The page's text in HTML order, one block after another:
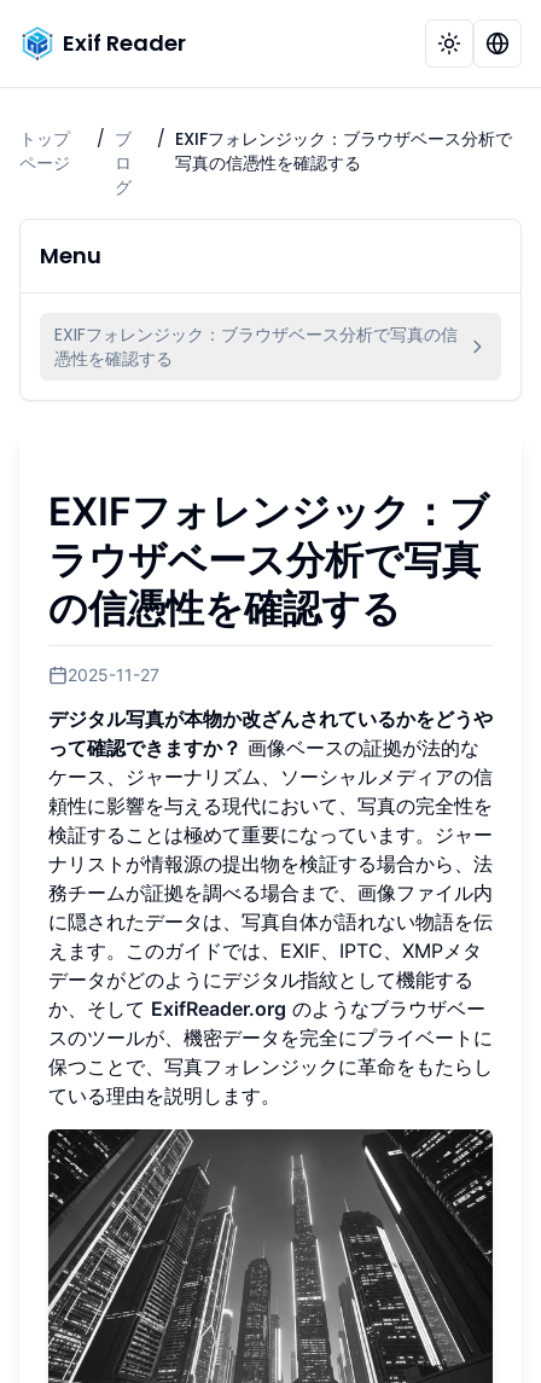
Exif Reader
トップ
ページ
/ ブ
ロ
グ
/ EXIFフォレンジック：ブラウザベース分析で
写真の信憑性を確認する
Menu
EXIFフォレンジック：ブラウザベース分析で写真の信
憑性を確認する
EXIFフォレンジック：ブ
ラウザベース分析で写真
の信憑性を確認する
2025-11-27
デジタル写真が本物か改ざんされているかをどうや
って確認できますか？ 画像ベースの証拠が法的な
ケース、ジャーナリズム、ソーシャルメディアの信
頼性に影響を与える現代において、写真の完全性を
検証することは極めて重要になっています。ジャー
ナリストが情報源の提出物を検証する場合から、法
務チームが証拠を調べる場合まで、画像ファイル内
に隠されたデータは、写真自体が語れない物語を伝
えます。このガイドでは、EXIF、IPTC、XMPメタ
データがどのようにデジタル指紋として機能する
か、そして ExifReader.org のようなブラウザベー
スのツールが、機密データを完全にプライベートに
保つことで、写真フォレンジックに革命をもたらし
ている理由を説明します。